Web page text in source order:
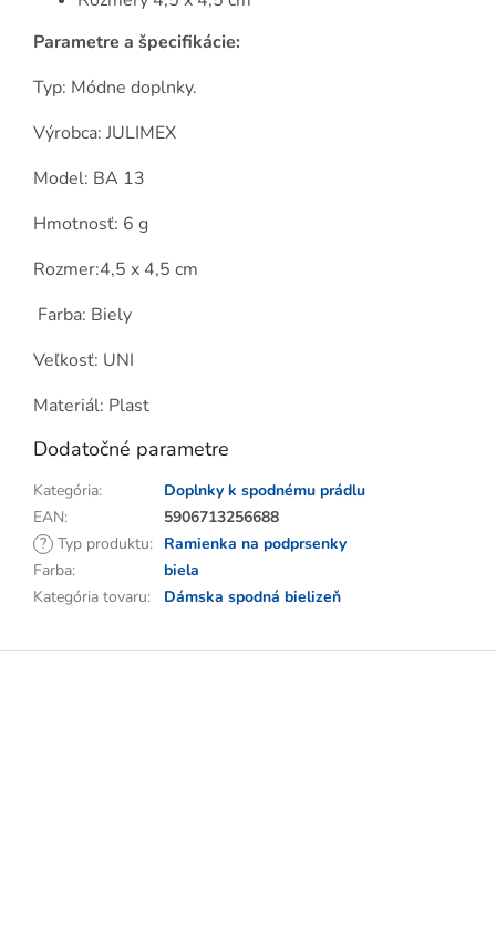
Parametre a špecifikácie:
Typ: Módne doplnky.
Výrobca: JULIMEX
Model: BA 13
Hmotnosť: 6 g
Rozmer:4,5 x 4,5 cm
Farba: Biely
Veľkosť: UNI
Materiál: Plast
Dodatočné parametre
Kategória:
Doplnky k spodnému prádlu
EAN:
5906713256688
? Typ produktu: Ramienka na podprsenky
Farba:
biela
Kategória tovaru: Dámska spodná bielizeň
Z